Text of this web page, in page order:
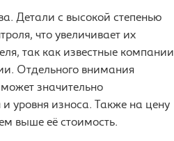
Детали с высокой степенью
что увеличивает их
так как известные компании
Отдельного внимания
значительно
уровня износа. Также на цену
выше её стоимость.